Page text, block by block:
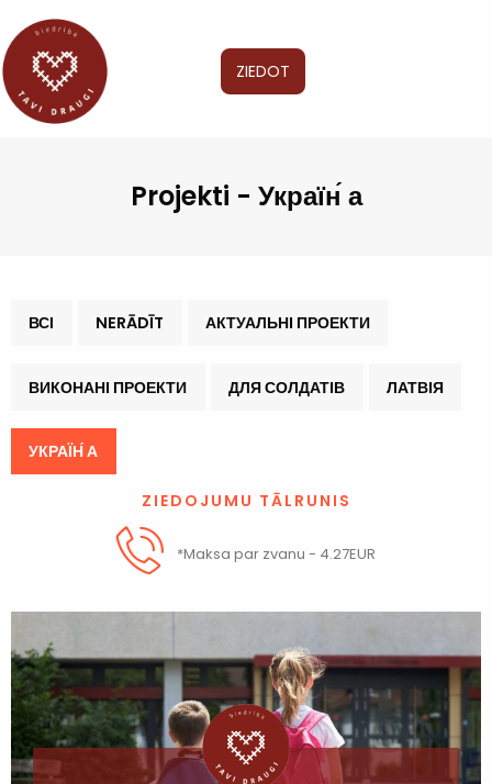
ZIEDOT
Projekti - Україн́ а
ВСІ NERĀDĪT АКТУАЛЬНI ПРОЕКТИ
ВИКОНАНI ПРОЕКТИ ДЛЯ СОЛДАТIВ ЛАТВIЯ
УКРАЇН́ А
ZIEDOJUMU TĀLRUNIS
*Maksa par zvanu - 4.27EUR